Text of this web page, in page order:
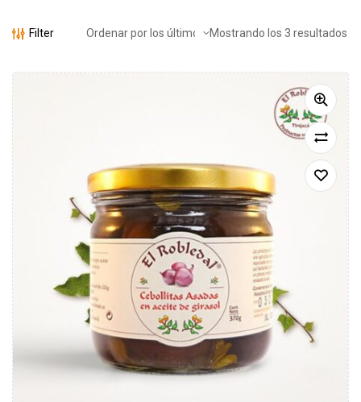
Filter Mostrando los 3 resultados